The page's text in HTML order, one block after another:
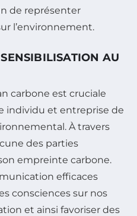
de représenter
l’environnement.
AU
carbone est cruciale
individu et entreprise de
À travers
des parties
empreinte carbone.
efficaces
consciences sur nos
et ainsi favoriser des